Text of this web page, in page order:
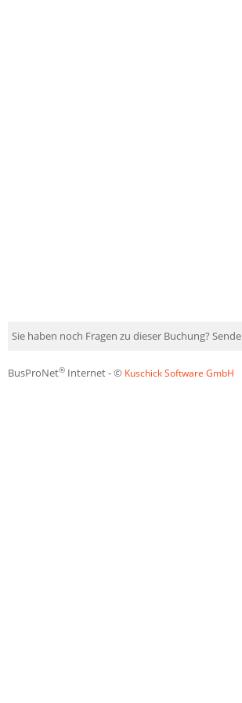
Sie haben noch Fragen zu dieser Buchung?
BusProNet® Internet - © Kuschick Software GmbH